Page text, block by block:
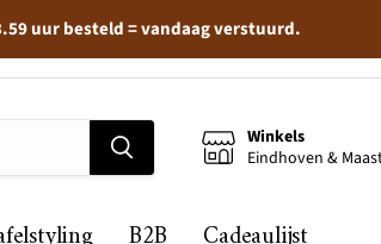
uur besteld = vandaag verstuurd.
Winkels
Eindhoven &